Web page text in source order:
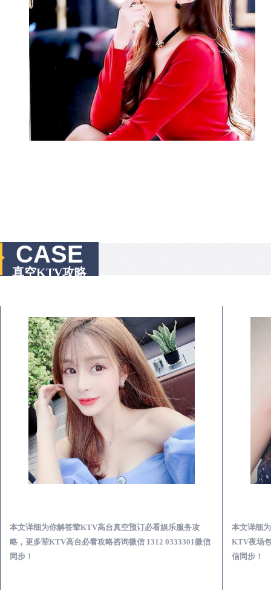
CASE
真空KTV攻略
本文详细为你解答荤KTV高台真空预订必看娱乐服务攻
略，更多荤KTV高台必看攻略咨询微信 1312 0333301微信
同步！
本文详细
KTV夜场
信同步！